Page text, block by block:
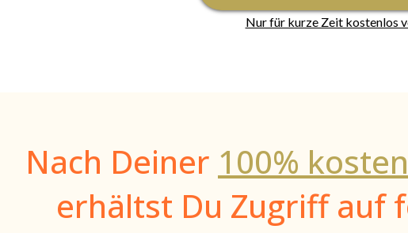
Nur für kurze Zeit kostenlos
Nach Deiner 100%
erhältst Du Zugriff auf